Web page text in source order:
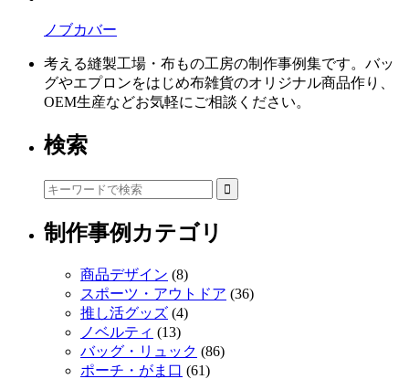
ノブカバー
考える縫製工場・布もの工房の制作事例集です。バッ
グやエプロンをはじめ布雑貨のオリジナル商品作り、
OEM生産などお気軽にご相談ください。
検索
制作事例カテゴリ
商品デザイン (8)
スポーツ・アウトドア (36)
推し活グッズ (4)
ノベルティ (13)
バッグ・リュック (86)
ポーチ・がま口 (61)